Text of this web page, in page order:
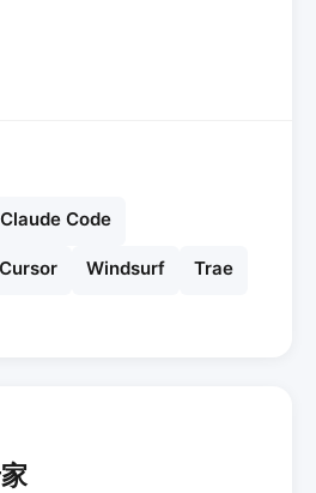
Claude Code
Cursor Windsurf Trae